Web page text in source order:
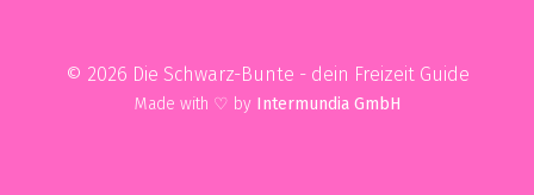
© 2026 Die Schwarz-Bunte - dein Freizeit Guide
Made with ♡ by Intermundia GmbH